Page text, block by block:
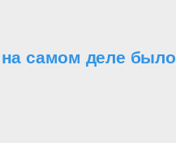
самом деле было